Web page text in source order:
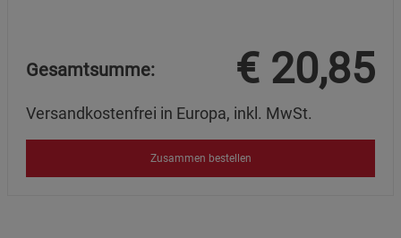
Gesamtsumme: € 20,85
Versandkostenfrei in Europa, inkl. MwSt.
Zusammen bestellen
anzeigen
Datenschutzerklärung